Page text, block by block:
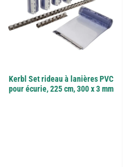
Kerbl Set rideau à lanières PVC
pour écurie, 225 cm, 300 x 3 mm